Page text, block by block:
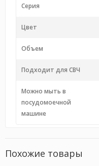
Серия
Цвет
Объем
Подходит для СВЧ
Можно мыть в
посудомоечной
машине
Похожие товары